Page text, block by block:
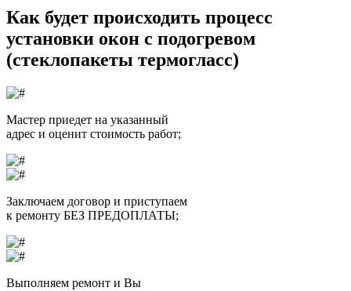
Как будет происходить процесс
установки окон с подогревом
(стеклопакеты термогласс)
Мастер приедет на указанный
адрес и оценит стоимость работ;
Заключаем договор и приступаем
к ремонту БЕЗ ПРЕДОПЛАТЫ;
Выполняем ремонт и Вы